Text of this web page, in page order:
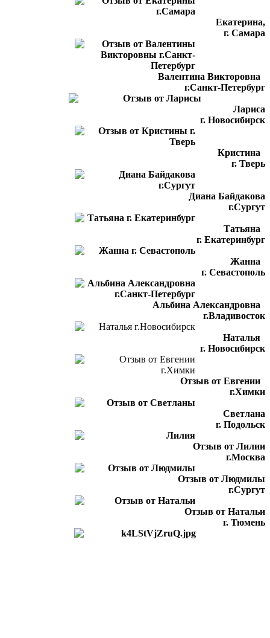
Екатерина,
г. Самара
Валентина Викторовна
г.Санкт-Петербург
Лариса
г. Новосибирск
Кристина
г. Тверь
Диана Байдакова
г.Сургут
Татьяна
г. Екатеринбург
Жанна
г. Севастополь
Альбина Александровна
г.Владивосток
Наталья
г. Новосибирск
Отзыв от Евгении
г.Химки
Светлана
г. Подольск
Отзыв от Лилии
г.Москва
Отзыв от Людмилы
г.Сургут
Отзыв от Натальи
г. Тюмень